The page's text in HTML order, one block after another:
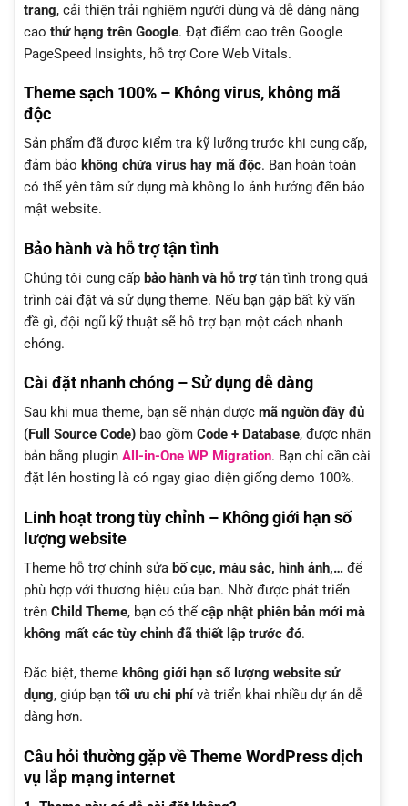
trang, cải thiện trải nghiệm người dùng và dễ dàng nâng
cao thứ hạng trên Google. Đạt điểm cao trên Google
PageSpeed Insights, hỗ trợ Core Web Vitals.
Theme sạch 100% – Không virus, không mã
độc
Sản phẩm đã được kiểm tra kỹ lưỡng trước khi cung cấp,
đảm bảo không chứa virus hay mã độc. Bạn hoàn toàn
có thể yên tâm sử dụng mà không lo ảnh hưởng đến bảo
mật website.
Bảo hành và hỗ trợ tận tình
Chúng tôi cung cấp bảo hành và hỗ trợ tận tình trong quá
trình cài đặt và sử dụng theme. Nếu bạn gặp bất kỳ vấn
đề gì, đội ngũ kỹ thuật sẽ hỗ trợ bạn một cách nhanh
chóng.
Cài đặt nhanh chóng – Sử dụng dễ dàng
Sau khi mua theme, bạn sẽ nhận được mã nguồn đầy đủ
(Full Source Code) bao gồm Code + Database, được nhân
bản bằng plugin All-in-One WP Migration. Bạn chỉ cần cài
đặt lên hosting là có ngay giao diện giống demo 100%.
Linh hoạt trong tùy chỉnh – Không giới hạn số
lượng website
Theme hỗ trợ chỉnh sửa bố cục, màu sắc, hình ảnh,… để
phù hợp với thương hiệu của bạn. Nhờ được phát triển
trên Child Theme, bạn có thể cập nhật phiên bản mới mà
không mất các tùy chỉnh đã thiết lập trước đó.
Đặc biệt, theme không giới hạn số lượng website sử
dụng, giúp bạn tối ưu chi phívà triển khai nhiều dự án dễ
dàng hơn.
Câu hỏi thường gặp về Theme WordPress dịch
vụ lắp mạng internet